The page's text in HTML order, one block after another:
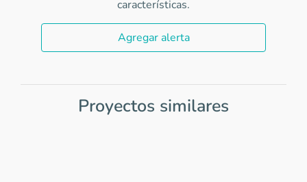
características.
Agregar alerta
Proyectos similares